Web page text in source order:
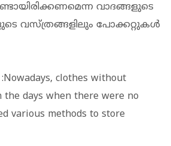
വാദങ്ങളുടെ
വസ്ത്രങ്ങളിലും പോക്കറ്റുകള്‍
clothes without
the days when there were no
various methods to store